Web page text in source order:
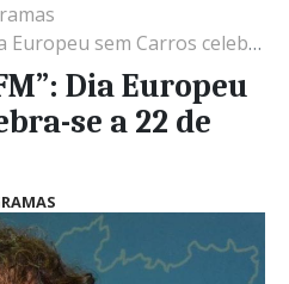
Carros celebra-se a 22 de setembro
Dia Europeu
se a 22 de